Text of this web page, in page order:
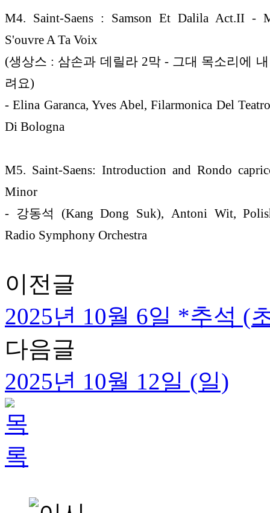
M4. Saint-Saens : Samson Et Dalila Act.II -
S'ouvre A Ta Voix
(생상스 : 삼손과 데릴라 2막 - 그대 목소리에
려요)
- Elina Garanca, Yves Abel, Filarmonica Del
Di Bologna
M5. Saint-Saens: Introduction and Rondo
Minor
- 강동석 (Kang Dong Suk), Antoni Wit,
Radio Symphony Orchestra
이전글
2025년 10월 6일 *추석 (
다음글
2025년 10월 12일 (일)